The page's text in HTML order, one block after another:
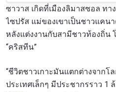
ซาวาส เกิดที่เมืองลิมาสซอล ทา
ไซปรัส แม่ของเขาเป็นชาวแคน
หลังแต่งงานกับสามีชาวท้องถิ่น
“คริสทีน”
“ชีวิตชาวเกาะมันแตกต่างจากโ
ประเทศเล็กๆ มีประชากรราว 1